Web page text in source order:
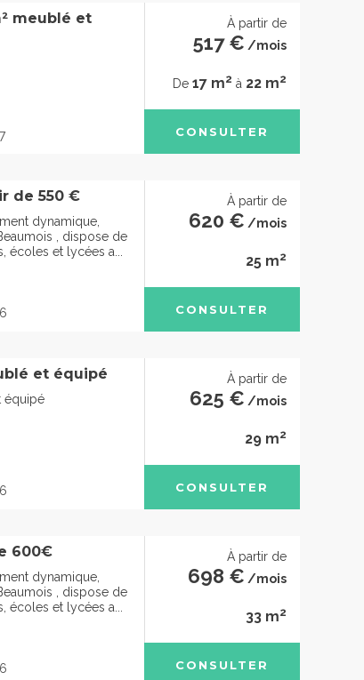
meublé et
À partir de
517 € /mois
De 17 m2 à 22 m2
CONSULTER
de 550 €
dynamique,
, dispose de
écoles et lycées a...
À partir de
620 € /mois
25 m2
CONSULTER
et équipé
équipé
À partir de
625 € /mois
29 m2
CONSULTER
600€
dynamique,
, dispose de
écoles et lycées a...
À partir de
698 € /mois
33 m2
CONSULTER